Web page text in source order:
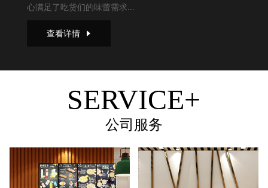
心满足了吃货们的味蕾需求...
查看详情
SERVICE+
公司服务